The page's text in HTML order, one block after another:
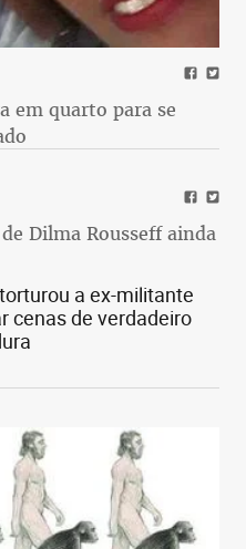
em quarto para se
Dilma Rousseff ainda
a ex-militante
cenas de verdadeiro